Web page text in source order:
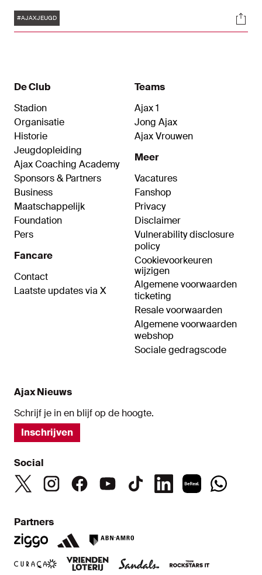
Tags
#AJAXJEUGD
De Club
Stadion
Organisatie
Historie
Jeugdopleiding
Ajax Coaching Academy
Sponsors & Partners
Business
Maatschappelijk
Foundation
Pers
Fancare
Contact
Laatste updates via X
Teams
Ajax 1
Jong Ajax
Ajax Vrouwen
Meer
Vacatures
Fanshop
Privacy
Disclaimer
Vulnerability disclosure
policy
Cookievoorkeuren
wijzigen
Algemene voorwaarden
ticketing
Resale voorwaarden
Algemene voorwaarden
webshop
Sociale gedragscode
Ajax Nieuws
Schrijf je in en blijf op de hoogte.
Inschrijven
Social
Partners